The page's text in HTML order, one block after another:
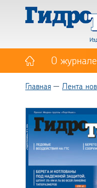
О журнале
Главная Лента